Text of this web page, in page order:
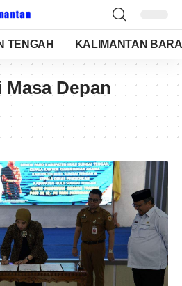
TENGAH KALIMANTAN
Masa Depan